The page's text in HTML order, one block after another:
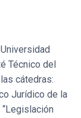
Técnico del
cátedras:
Jurídico de la
“Legislación